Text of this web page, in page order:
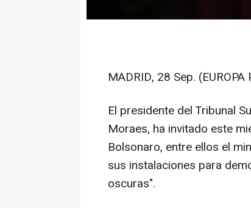
MADRID, 28 Sep. (EUROPA
El presidente del Tribunal
Moraes, ha invitado este
Bolsonaro, entre ellos el
sus instalaciones para
oscuras".